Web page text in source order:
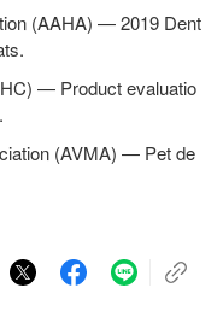
(AAHA) — 2019 Dent
— Product evaluatio
(AVMA) — Pet de